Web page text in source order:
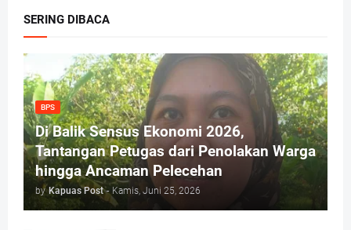
SERING DIBACA
BPS
Di Balik Sensus Ekonomi 2026,
Tantangan Petugas dari Penolakan Warga
hingga Ancaman Pelecehan
by Kapuas Post - Kamis, Juni 25, 2026